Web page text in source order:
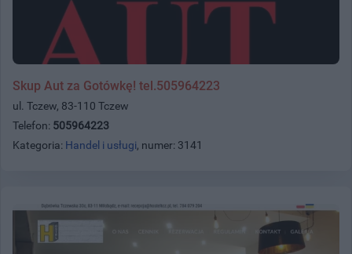
Skup Aut za Gotówkę! tel.505964223
ul. Tczew, 83-110 Tczew
Telefon: 505964223
Kategoria: Handel i usługi, numer: 3141